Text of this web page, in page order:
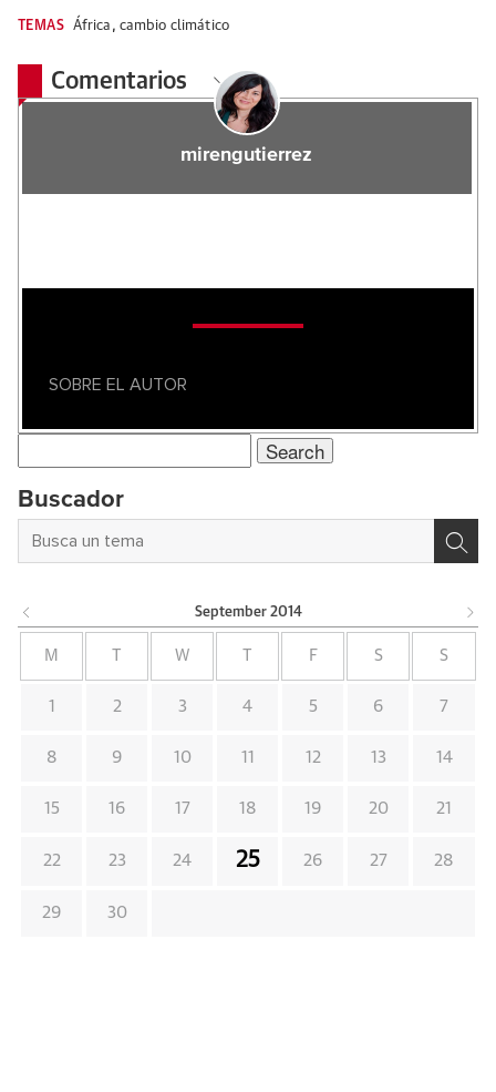
TEMAS África , cambio climático
Comentarios
mirengutierrez
SOBRE EL AUTOR
Search
for:
Buscador
September 2014
M W F S S
1 2 3 4 5 6 7
8 9 10 11 12 13 14
15 16 17 18 19 20 21
22 23 24 25 26 27 28
29 30